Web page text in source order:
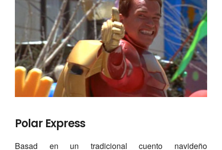
Polar Express
Basad en un tradicional cuento navideño